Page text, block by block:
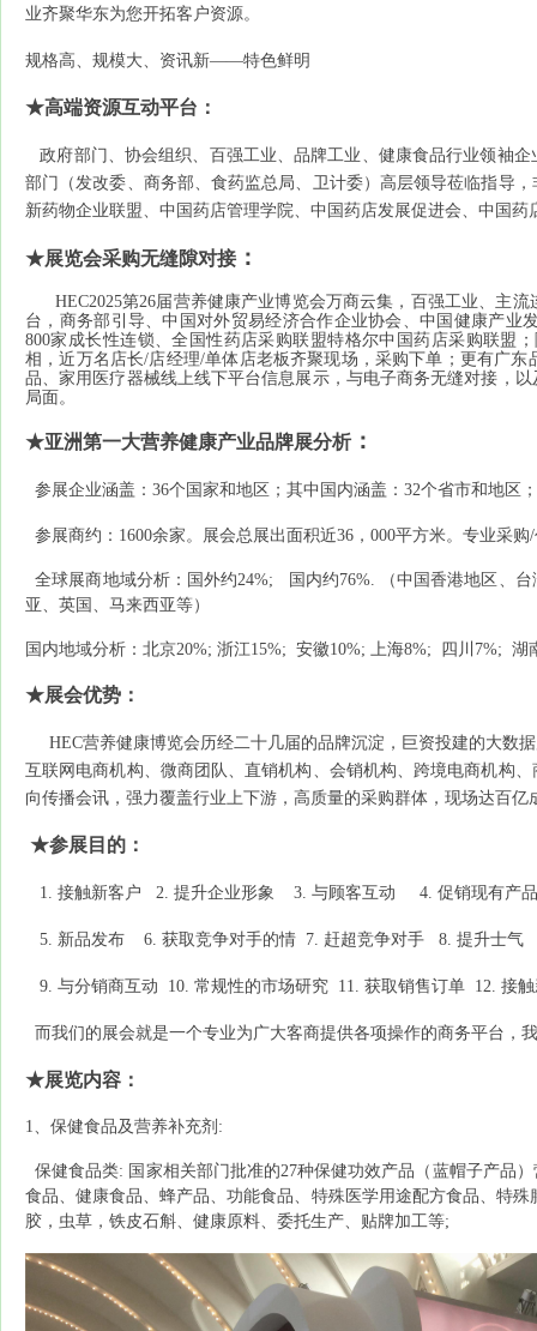
业齐聚华东为您开拓客户资源。
规格高、规模大、资讯新——特色鲜明
★高端资源互动平台：
政府部门、协会组织、百强工业、品牌工业、健康食品行业领袖
部门（发改委、商务部、食药监总局、卫计委）高层领导莅临指导
新药物企业联盟、中国药店管理学院、中国药店发展促进会、中国
★展览会采购无缝隙对接：
HEC2025第26届营养健康产业博览会万商云集，百强工业、主
台，商务部引导、中国对外贸易经济合作企业协会、中国健康产
800家成长性连锁、全国性药店采购联盟特格尔中国药店采购联盟
相，近万名店长/店经理/单体店老板齐聚现场，采购下单；更有广
品、家用医疗器械线上线下平台信息展示，与电子商务无缝对接，
局面。
★亚洲第一大营养健康产业品牌展分析：
参展企业涵盖： 36个国家和地区；其中国内涵盖： 32个省市和地区；
参展商约： 1600余家。 展会总展出面积近36 ， 000平方米。专业采购/
全球展商地域分析：国外约24%; 国内约76%.
（中国香港地区、
亚、英国、马来西亚等）
国内地域分析：北京20%; 浙江15%; 安徽10%; 上海8%; 四川 7%; 湖
★展会优势：
HEC营养健康博览会历经二十几届的品牌沉淀，巨资投建的大数
互联网电商机构、微商团队、直销机构、会销机构、跨境电商机构
向传播会讯，强力覆盖行业上下游，高质量的采购群体，现场达百亿
★参展目的：
1. 接触新客户 2. 提升企业形象 3. 与顾客互动 4. 促销现有产品
5. 新品发布 6. 获取竞争对手的情 7. 赶超竞争对手 8. 提升士气
9. 与分销商互动 10. 常规性的市场研究 11. 获取销售订单 12. 接
而我们的展会就是一个专业为广大客商提供各项操作的商务平台，
★展览内容：
1、保健食品及营养补充剂:
保健食品类: 国家相关部门批准的27种保健功效产品（蓝帽子产品
食品、健康食品、蜂产品、功能食品、特殊医学用途配方食品、特
胶，虫草，铁皮石斛、健康原料、委托生产、贴牌加工等;